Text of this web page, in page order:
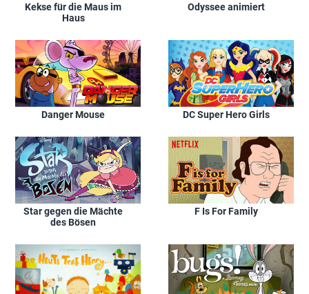
Kekse für die Maus im
Haus
Odyssee animiert
Danger Mouse DC Super Hero Girls
Star gegen die Mächte
des Bösen
F Is For Family